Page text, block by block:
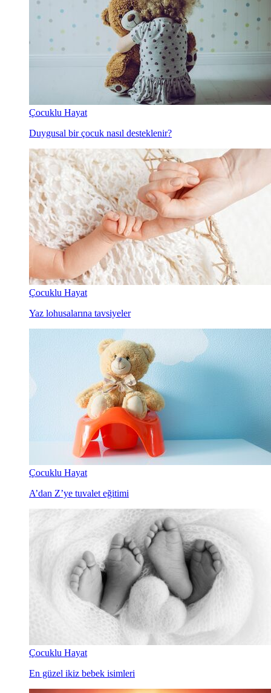
Çocuklu Hayat
Duygusal bir çocuk nasıl desteklenir?
Çocuklu Hayat
Yaz lohusalarına tavsiyeler
Çocuklu Hayat
A’dan Z’ye tuvalet eğitimi
Çocuklu Hayat
En güzel ikiz bebek isimleri